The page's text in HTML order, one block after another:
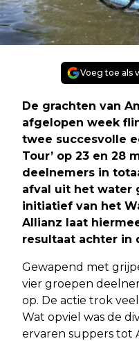
Voeg toe als
De grachten van
afgelopen week
twee succesvolle
Tour’ op 23 en 28
deelnemers in
afval uit het water
initiatief van het
Allianz laat
resultaat achter in
Gewapend met
vier groepen
op. De actie trok
Wat opviel was de
ervaren suppers tot